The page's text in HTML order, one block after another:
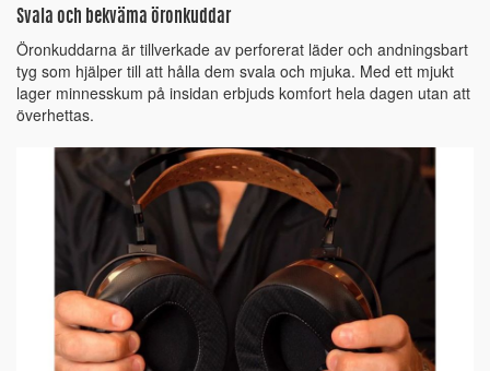
Svala och bekväma öronkuddar
Öronkuddarna är tillverkade av perforerat läder och andningsbart
tyg som hjälper till att hålla dem svala och mjuka. Med ett mjukt
lager minnesskum på insidan erbjuds komfort hela dagen utan att
överhettas.